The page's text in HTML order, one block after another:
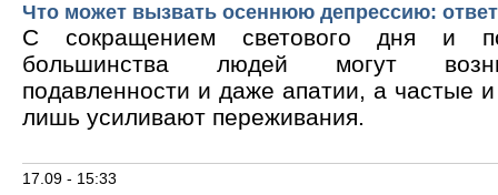
Что может вызвать осеннюю депрессию:
С сокращением светового дня и
большинства людей могут
подавленности и даже апатии, а частые
лишь усиливают переживания.
17.09 - 15:33